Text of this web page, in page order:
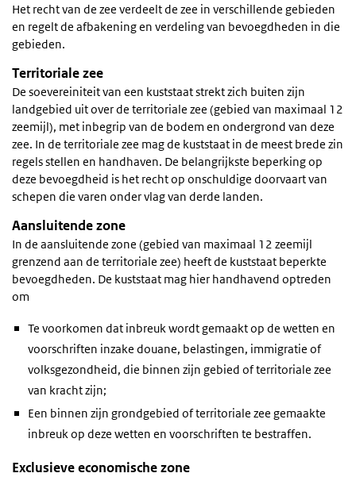
Het recht van de zee verdeelt de zee in verschillende gebieden
en regelt de afbakening en verdeling van bevoegdheden in die
gebieden.
Territoriale zee
De soevereiniteit van een kuststaat strekt zich buiten zijn
landgebied uit over de territoriale zee (gebied van maximaal 12
zeemijl), met inbegrip van de bodem en ondergrond van deze
zee. In de territoriale zee mag de kuststaat in de meest brede zin
regels stellen en handhaven. De belangrijkste beperking op
deze bevoegdheid is het recht op onschuldige doorvaart van
schepen die varen onder vlag van derde landen.
Aansluitende zone
In de aansluitende zone (gebied van maximaal 12 zeemijl
grenzend aan de territoriale zee) heeft de kuststaat beperkte
bevoegdheden. De kuststaat mag hier handhavend optreden
om
Te voorkomen dat inbreuk wordt gemaakt op de wetten en
voorschriften inzake douane, belastingen, immigratie of
volksgezondheid, die binnen zijn gebied of territoriale zee
van kracht zijn;
Een binnen zijn grondgebied of territoriale zee gemaakte
inbreuk op deze wetten en voorschriften te bestraffen.
Exclusieve economische zone